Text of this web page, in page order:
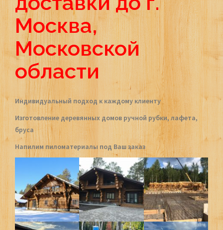
Москва,
Московской
области
Индивидуальный подход к каждому клиенту
Изготовление деревянных домов ручной рубки, лафета,
бруса
Напилим пиломатериалы под Ваш заказ